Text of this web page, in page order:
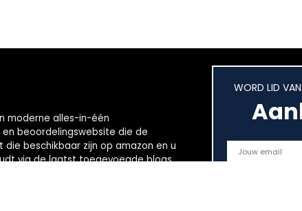
moderne alles-in-één
en beoordelingswebsite die de
beschikbaar zijn op amazon en u
via de laatst toegevoegde blogs.
WORD LID